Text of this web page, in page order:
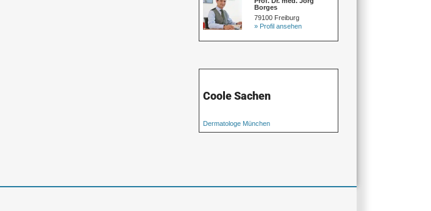
Borges
79100 Freiburg
» Profil ansehen
Coole Sachen
Dermatologe München